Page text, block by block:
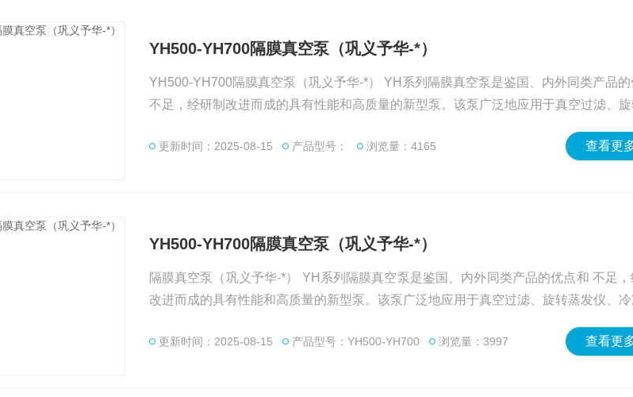
YH500-YH700隔膜真空泵（巩义予华-*）
YH500-YH700隔膜真空泵（巩义予华-*） YH系列隔膜真空泵是鉴国、内外同类产品的优点和
不足，经研制改进而成的具有性能和高质量的新型泵。该泵广泛地应用于真空过滤、
高真空值可达700Kpa,强劲 的泵力，耐腐腔体，安全可靠等特点。
更新时间：2025-08-15 产品型号： 浏览量：4165 查看更
YH500-YH700隔膜真空泵（巩义予华-*）
隔膜真空泵（巩义予华-*） YH系列隔膜真空泵是鉴国、内外同类产品的优点和 不足，经研制
改进而成的具有性能和高质量的新型泵。该泵广泛地应用于真空过滤、旋转蒸发仪、
700Kpa,强劲 的泵力，耐腐腔体，安全可靠等特点。
更新时间：2025-08-15 产品型号：YH500-YH700 浏览量：3997 查看更